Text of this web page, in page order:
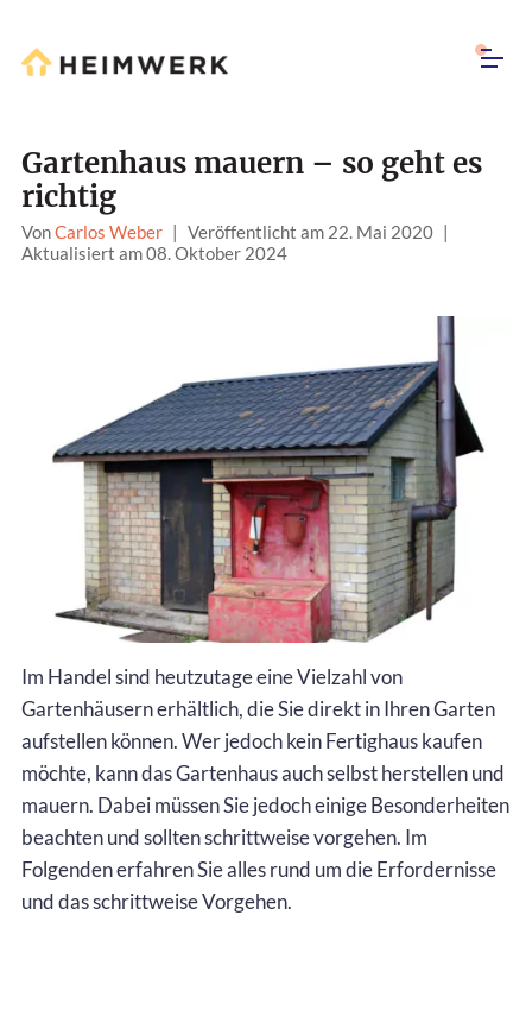
Gartenhaus mauern – so geht es
richtig
VonCarlos Weber | Veröffentlicht am 22. Mai 2020 |
Aktualisiert am 08. Oktober 2024
Im Handel sind heutzutage eine Vielzahl von
Gartenhäusern erhältlich, die Sie direkt in Ihren Garten
aufstellen können. Wer jedoch kein Fertighaus kaufen
möchte, kann das Gartenhaus auch selbst herstellen und
mauern. Dabei müssen Sie jedoch einige Besonderheiten
beachten und sollten schrittweise vorgehen. Im
Folgenden erfahren Sie alles rund um die Erfordernisse
und das schrittweise Vorgehen.